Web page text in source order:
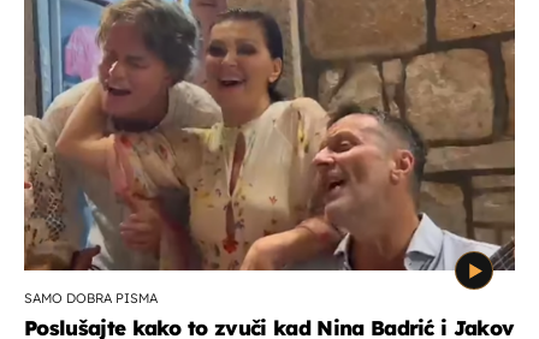
SAMO DOBRA PISMA
Poslušajte kako to zvuči kad Nina Badrić i Jakov